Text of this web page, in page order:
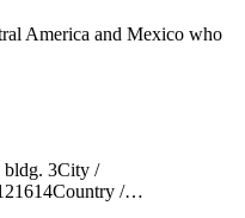
America and Mexico who
bldg. 3City /
/…